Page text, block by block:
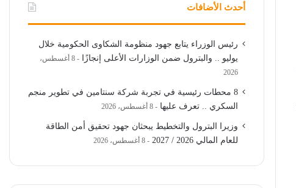
أحدث الأضافات
رئيس الوزراء يتابع جهود منظومة الشكاوى الحكومية خلال
يوليو .. والبترول ضمن الوزارات الأعلى إنجازًا
8 أغسطس،
2026
8 محطات رئيسية في تجربة شركة سنتامين في تطوير منجم
السكري .. تعرف عليها
8 أغسطس، 2026
وزيرا البترول والتخطيط يبحثان جهود تحقيق أمن الطاقة
للعام المالي 2026 / 2027
8 أغسطس، 2026